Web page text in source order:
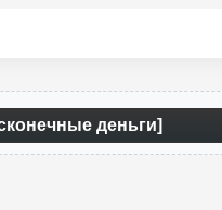
деньги]